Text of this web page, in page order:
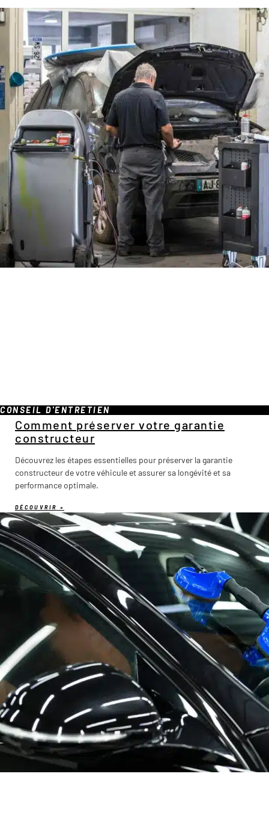
CONSEIL D'ENTRETIEN
Comment préserver votre garantie
constructeur
Découvrez les étapes essentielles pour préserver la garantie
constructeur de votre véhicule et assurer sa longévité et sa
performance optimale.
DÉCOUVRIR »